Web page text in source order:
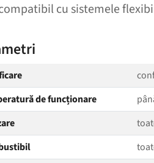
cu sistemele
de funcționare